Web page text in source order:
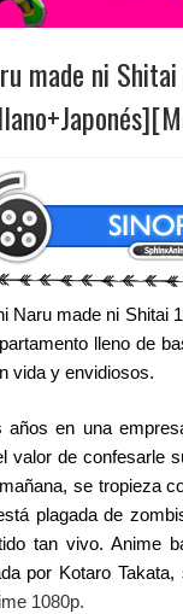
made ni
Naru made ni Shitai
lleno de
vida y envidiosos.
en una
valor de confesarle
se tropieza
plagada de
tan vivo. Anime
por Kotaro
1080p.